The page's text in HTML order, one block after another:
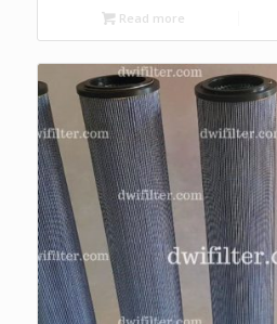
Read more